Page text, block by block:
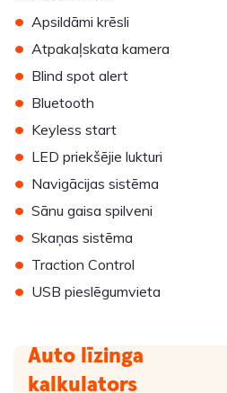
• Apsildāmi krēsli
• Atpakaļskata kamera
• Blind spot alert
• Bluetooth
• Keyless start
• LED priekšējie lukturi
• Navigācijas sistēma
• Sānu gaisa spilveni
• Skaņas sistēma
• Traction Control
• USB pieslēgumvieta